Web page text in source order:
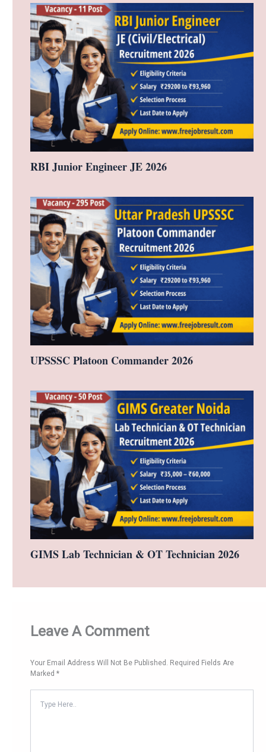
RBI Junior Engineer JE 2026
UPSSSC Platoon Commander 2026
GIMS Lab Technician & OT Technician 2026
Leave A Comment
Your Email Address Will Not Be Published. Required Fields Are
Marked*
Here..